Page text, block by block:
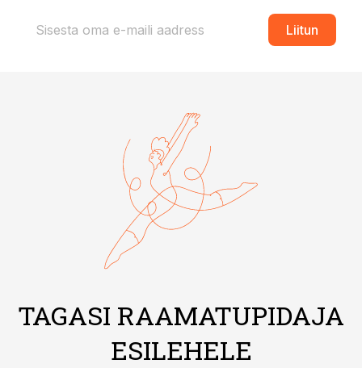
Liitun
TAGASI RAAMATUPIDAJA
ESILEHELE